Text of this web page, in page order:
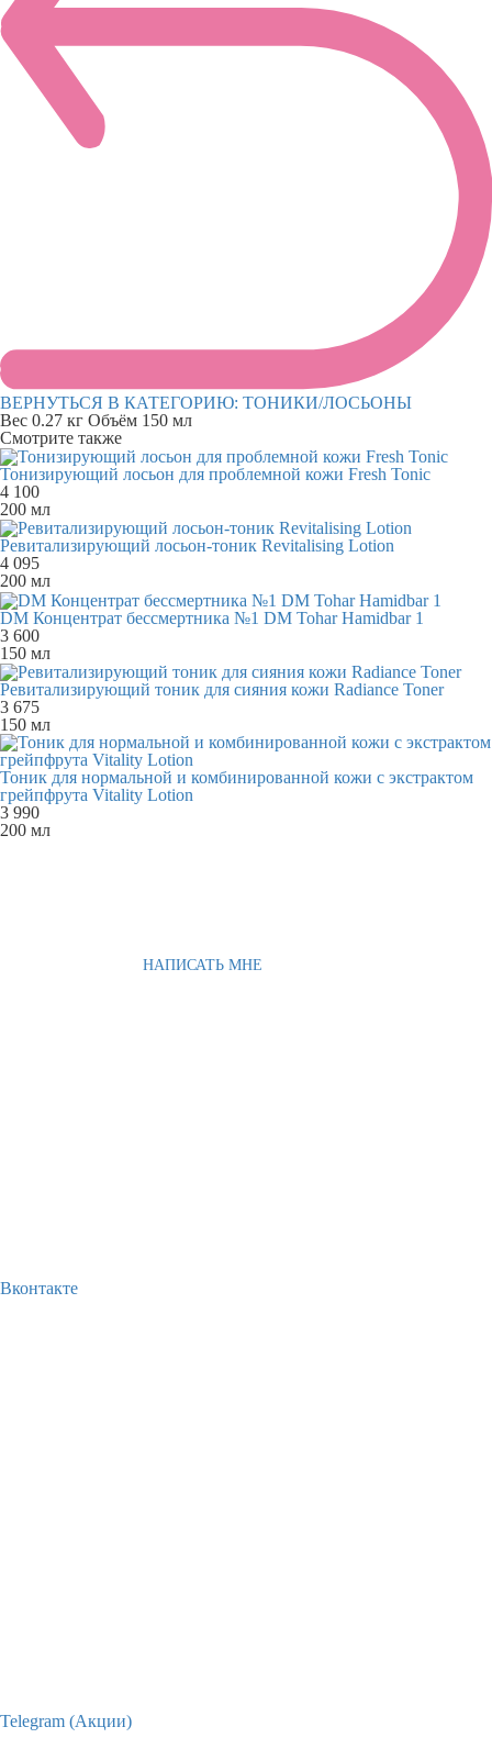
ВЕРНУТЬСЯ В КАТЕГОРИЮ: ТОНИКИ/ЛОСЬОНЫ
Вес 0.27 кг Объём 150 мл
Смотрите также
Тонизирующий лосьон для проблемной кожи Fresh Tonic
4 100
200 мл
Ревитализирующий лосьон-тоник Revitalising Lotion
4 095
200 мл
DM Концентрат бессмертника №1 DM Tohar Hamidbar 1
3 600
150 мл
Ревитализирующий тоник для сияния кожи Radiance Toner
3 675
150 мл
Тоник для нормальной и комбинированной кожи с экстрактом
грейпфрута Vitality Lotion
3 990
200 мл
НАПИСАТЬ МНЕ
Вконтакте
Telegram (Акции)